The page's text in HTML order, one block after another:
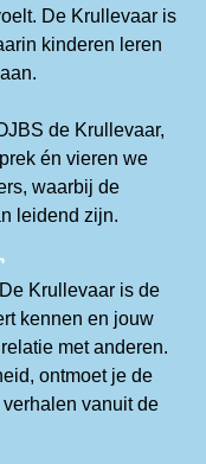
De Krullevaar is
kinderen leren
de Krullevaar,
én vieren we
waarbij de
leidend zijn.
Krullevaar is de
kennen en jouw
met anderen.
ontmoet je de
vanuit de